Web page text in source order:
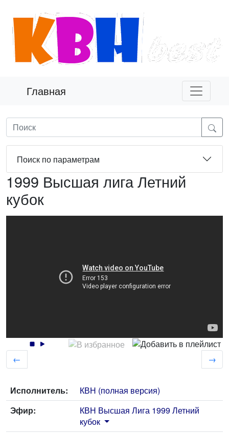
Главная
Поиск по параметрам
1999 Высшая лига Летний
кубок
← →
Исполнитель:
КВН (полная версия)
Эфир:
КВН Высшая Лига 1999 Летний
кубок